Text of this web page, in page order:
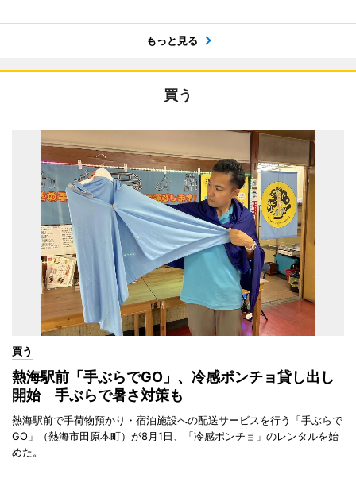
もっと見る
買う
買う
熱海駅前「手ぶらでGO」、冷感ポンチョ貸し出し
開始 手ぶらで暑さ対策も
熱海駅前で手荷物預かり・宿泊施設への配送サービスを行う「手ぶらで
GO」（熱海市田原本町）が8月1日、「冷感ポンチョ」のレンタルを始
めた。